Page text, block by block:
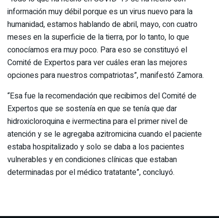
información muy débil porque es un virus nuevo para la
humanidad, estamos hablando de abril, mayo, con cuatro
meses en la superficie de la tierra, por lo tanto, lo que
conocíamos era muy poco. Para eso se constituyó el
Comité de Expertos para ver cuáles eran las mejores
opciones para nuestros compatriotas”, manifestó Zamora.
“Esa fue la recomendación que recibimos del Comité de
Expertos que se sostenía en que se tenía que dar
hidroxicloroquina e ivermectina para el primer nivel de
atención y se le agregaba azitromicina cuando el paciente
estaba hospitalizado y solo se daba a los pacientes
vulnerables y en condiciones clínicas que estaban
determinadas por el médico tratatante”, concluyó.